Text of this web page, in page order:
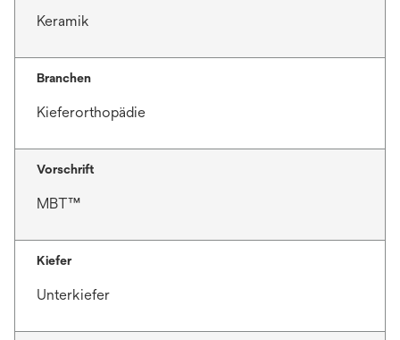
Keramik
Branchen
Kieferorthopädie
Vorschrift
MBT™
Kiefer
Unterkiefer